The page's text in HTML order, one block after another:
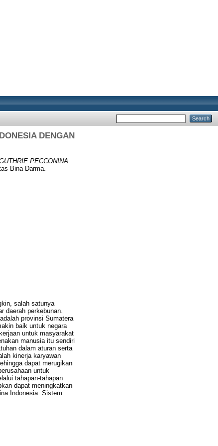
DENGAN
PECCONINA
Bina Darma.
salah satunya
daerah perkebunan.
provinsi Sumatera
baik untuk negara
untuk masyarakat
manusia itu sendiri
dalam aturan serta
kinerja karyawan
dapat merugikan
untuk
tahapan-tahapan
dapat meningkatkan
Indonesia. Sistem